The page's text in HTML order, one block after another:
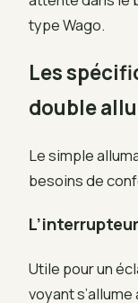
type Wago.
Les
double
Le simple
besoins de
Utile pour un
voyant